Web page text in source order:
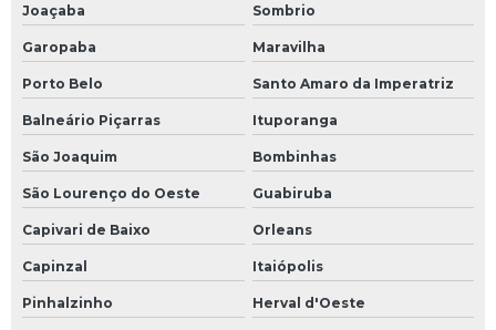
Monitoramento de controle ambiental
Monitoramento de ruído ambiental
Orçamento licenciamento ambiental
Plano básico ambiental
Plano de controle ambiental
Plano de controle ambiental de obras
Programa de gerenciamento de resíduos sólidos
Joaçaba Sombrio
Garopaba Maravilha
Porto Belo Santo Amaro da Imperatriz
Balneário Piçarras Ituporanga
São Joaquim Bombinhas
São Lourenço do Oeste Guabiruba
Capivari de Baixo Orleans
Capinzal Itaiópolis
Pinhalzinho Herval d'Oeste